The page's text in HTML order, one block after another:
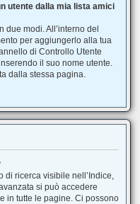
utente dalla mia lista amici
modi. All’interno del
per aggiungerlo alla tua
di Controllo Utente
il suo nome utente.
dalla stessa pagina.
di ricerca visibile nell’Indice,
si può accedere
in tutte le pagine. Ci possono